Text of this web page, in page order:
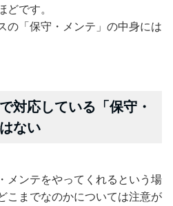
です。
の「保守・メンテ」の中身には
対応している「保守・
ない
メンテをやってくれるという場
こまでなのかについては注意が